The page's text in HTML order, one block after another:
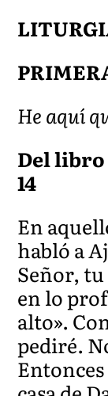
He aquí
Del libro
14
En
habló a
Señor, tu
en lo
alto».
pediré.